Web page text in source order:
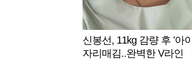
신봉선, 11kg 감량 후 '아
자리매김..완벽한 V라인